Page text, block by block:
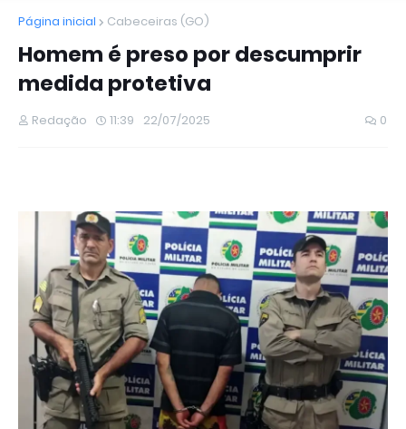
Página inicial Cabeceiras (GO)
Homem é preso por descumprir
medida protetiva
Redação 11:39 22/07/2025 0